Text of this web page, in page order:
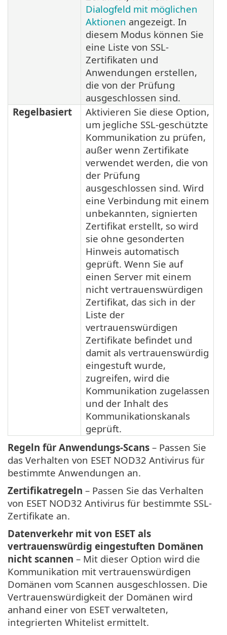
Dialogfeld mit möglichen
Aktionen angezeigt. In
diesem Modus können Sie
eine Liste von SSL-
Zertifikaten und
Anwendungen erstellen,
die von der Prüfung
ausgeschlossen sind.
Regelbasiert
Aktivieren Sie diese Option,
um jegliche SSL-geschützte
Kommunikation zu prüfen,
außer wenn Zertifikate
verwendet werden, die von
der Prüfung
ausgeschlossen sind. Wird
eine Verbindung mit einem
unbekannten, signierten
Zertifikat erstellt, so wird
sie ohne gesonderten
Hinweis automatisch
geprüft. Wenn Sie auf
einen Server mit einem
nicht vertrauenswürdigen
Zertifikat, das sich in der
Liste der
vertrauenswürdigen
Zertifikate befindet und
damit als vertrauenswürdig
eingestuft wurde,
zugreifen, wird die
Kommunikation zugelassen
und der Inhalt des
Kommunikationskanals
geprüft.
Regeln für Anwendungs-Scans – Passen Sie
das Verhalten von ESET NOD32 Antivirus für
bestimmte Anwendungen an.
Zertifikatregeln – Passen Sie das Verhalten
von ESET NOD32 Antivirus für bestimmte SSL-
Zertifikate an.
Datenverkehr mit von ESET als
vertrauenswürdig eingestuften Domänen
nicht scannen – Mit dieser Option wird die
Kommunikation mit vertrauenswürdigen
Domänen vom Scannen ausgeschlossen. Die
Vertrauenswürdigkeit der Domänen wird
anhand einer von ESET verwalteten,
integrierten Whitelist ermittelt.